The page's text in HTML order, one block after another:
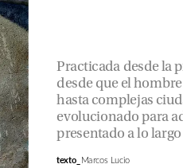
texto_ Marcos Lucio
Practicada desdela
desde que elhombre
hasta complejas
evolucionado para
presentado alo largo